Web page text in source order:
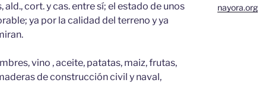
cort. y cas. entre sí; el estado de unos
ya por la calidad del terreno y ya
vino , aceite, patatas, maiz, frutas,
de construcción civil y naval,
nayora.org